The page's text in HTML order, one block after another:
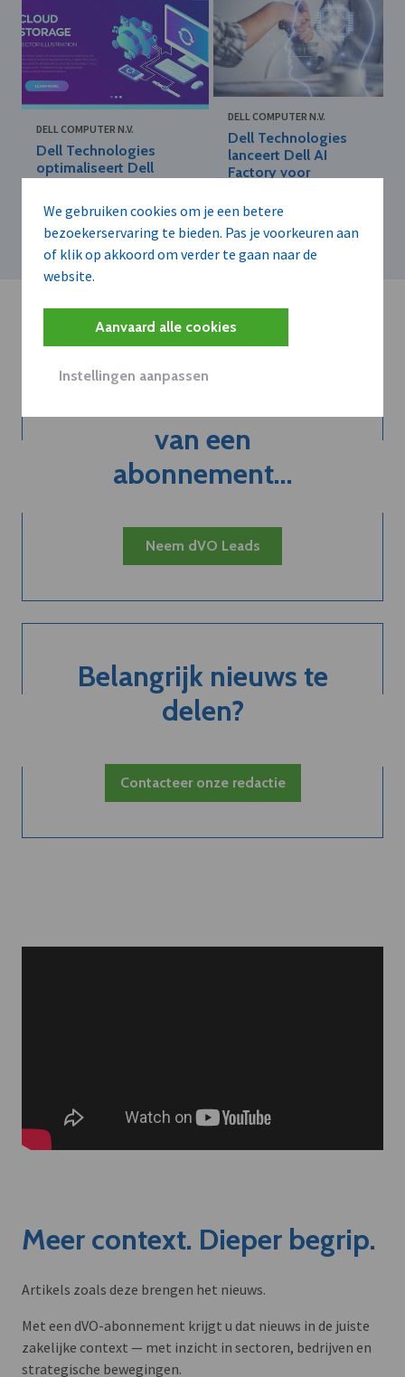
We gebruiken cookies om je een betere
bezoekerservaring te bieden. Pas je voorkeuren aan
of klik op akkoord om verder te gaan naar de
website.
Aanvaard alle cookies
Instellingen aanpassen
DELL COMPUTER N.V.
Dell Technologies
optimaliseert Dell
efficiëntieverbeteringen
DELL COMPUTER N.V.
Dell Technologies
lanceert Dell AI
Factory voor
innovatie
van een
abonnement...
Neem dVO Leads
Belangrijk nieuws te
delen?
Contacteer onze redactie
Meer context. Dieper begrip.
Artikels zoals deze brengen het nieuws.
Met een dVO-abonnement krijgt u dat nieuws in de juiste
zakelijke context — met inzicht in sectoren, bedrijven en
strategische bewegingen.